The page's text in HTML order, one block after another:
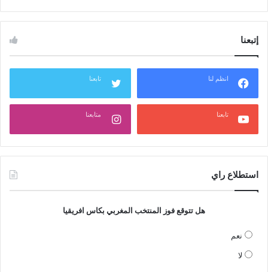
إتبعنا
انظم لنا تابعنا
تابعنا متابعنا
استطلاع راي
هل تتوقع فوز المنتخب المغربي بكاس افريقيا
نعم
لا